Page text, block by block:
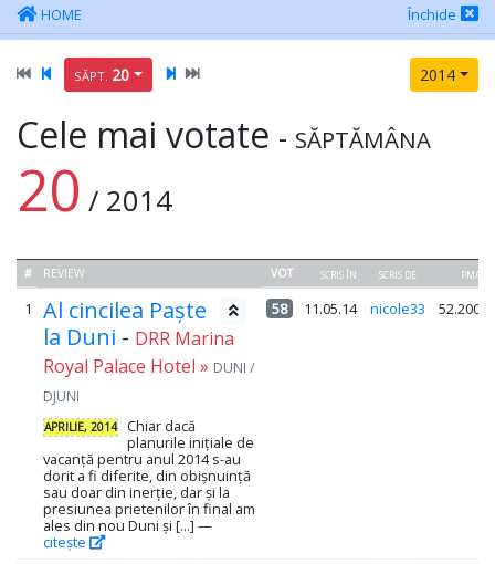
HOME Închide
2014
SĂPT. 20
Cele mai votate - SĂPTĂMÂNA
20 / 2014
# REVIEW VOT SCRIS ÎN SCRIS DE PMA
1
Al cincilea Paște
la Duni - DRR Marina
Royal Palace Hotel » DUNI /
DJUNI
APRILIE, 2014
Chiar dacă
planurile inițiale de
vacanță pentru anul 2014 s-au
dorit a fi diferite, din obișnuință
sau doar din inerție, dar și la
presiunea prietenilor în final am
ales din nou Duni și [...] —
citește
58 11.05.14 nicole33 52.200